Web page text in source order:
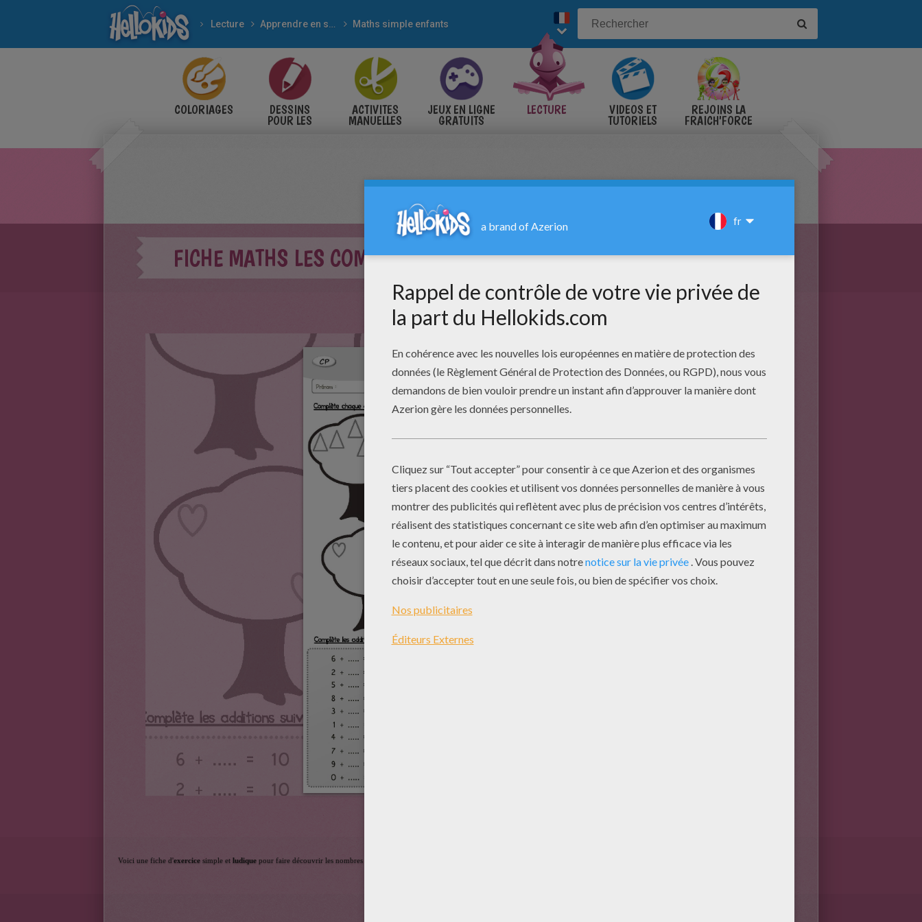
Lecture Apprendre en s'amusant Maths simple enfants
COLORIAGES DESSINS
POUR LES
ACTIVITES
MANUELLES
JEUX EN LIGNE
GRATUITS
LECTURE VIDÉOS ET
TUTORIELS
REJOINS LA
FRAICH'FORCE
FICHE MATHS LES COMPLÉMENTS DE 10 BIS
Voici une fiche d'exercice simple et ludique pour faire découvrir les nombres aux enfants. Ici découvre les compléments de 10. Un moyen original de faire aimer les